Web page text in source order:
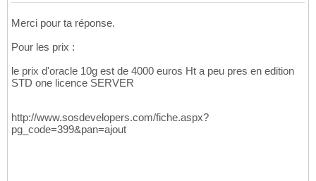
Merci pour ta réponse.
Pour les prix :
le prix d'oracle 10g est de 4000 euros Ht a peu pres en edition
STD one licence SERVER
http://www.sosdevelopers.com/fiche.aspx?
pg_code=399&pan=ajout